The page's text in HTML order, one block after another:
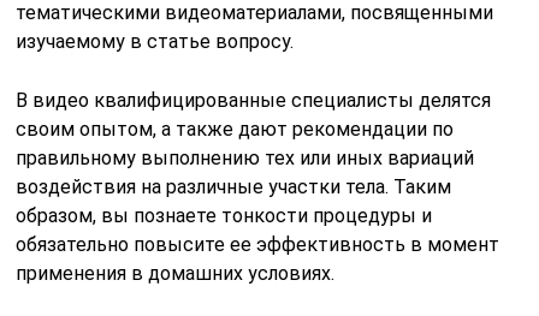
тематическими видеоматериалами, посвященными
изучаемому в статье вопросу.
В видео квалифицированные специалисты делятся
своим опытом, а также дают рекомендации по
правильному выполнению тех или иных вариаций
воздействия на различные участки тела. Таким
образом, вы познаете тонкости процедуры и
обязательно повысите ее эффективность в момент
применения в домашних условиях.